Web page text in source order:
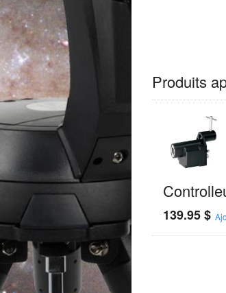
Produits
139.95$